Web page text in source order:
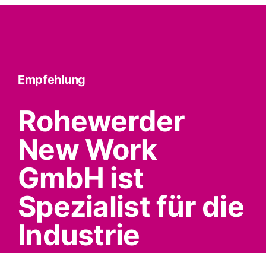
Empfehlung
Rohewerder
New Work
GmbH ist
Spezialist für die
Industrie